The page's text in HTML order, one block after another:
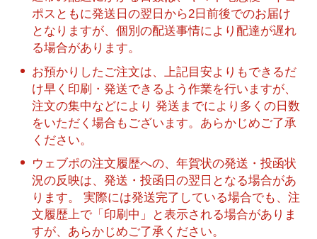
ポスともに発送日の翌日から2日前後でのお届け
となりますが、個別の配送事情により配達が遅れ
る場合があります。
お預かりしたご注文は、上記目安よりもできるだ
け早く印刷・発送できるよう作業を行いますが、
注文の集中などにより 発送までにより多くの日数
をいただく場合もございます。あらかじめご了承
ください。
ウェブポの注文履歴への、年賀状の発送・投函状
況の反映は、発送・投函日の翌日となる場合があ
ります。 実際には発送完了している場合でも、注
文履歴上で「印刷中」と表示される場合がありま
すが、あらかじめご了承ください。